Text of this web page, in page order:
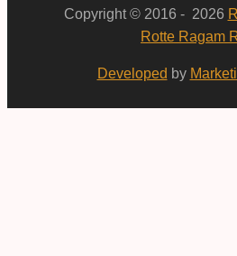
Copyright © 2016 - 2026
Rotte Ragam
Developed by